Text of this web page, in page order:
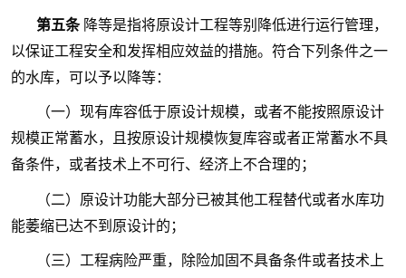
第五条降等是指将原设计工程等别降低进行运行管理，
以保证工程安全和发挥相应效益的措施。符合下列条件之一
的水库，可以予以降等：
（一）现有库容低于原设计规模，或者不能按照原设计
规模正常蓄水，且按原设计规模恢复库容或者正常蓄水不具
备条件，或者技术上不可行、经济上不合理的；
（二）原设计功能大部分已被其他工程替代或者水库功
能萎缩已达不到原设计的；
（三）工程病险严重，除险加固不具备条件或者技术上